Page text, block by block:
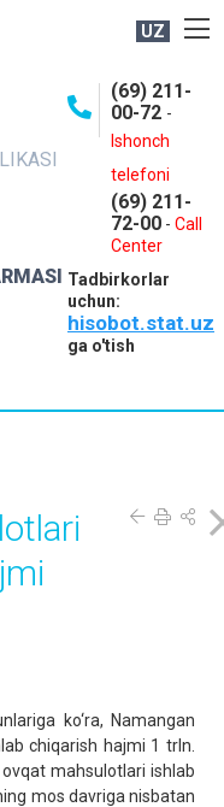
UZ
(69) 211-
00-72 -
Ishonch
telefoni
(69) 211-
72-00 - Call
Center
Tadbirkorlar
uchun:
hisobot.stat.uz
ga o'tish
ko‘ra, Namangan
chiqarish hajmi 1 trln.
mahsulotlari ishlab
mos davriga nisbatan